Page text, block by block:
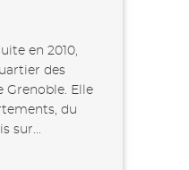
en 2010,
des
Grenoble. Elle
du
sur...